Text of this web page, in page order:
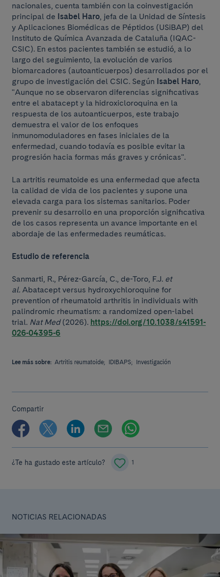
nacionales, cuenta también con la coinvestigación
principal de Isabel Haro, jefa de la Unidad de Síntesis
y Aplicaciones Biomédicas de Péptidos (USiBAP) del
Instituto de Química Avanzada de Cataluña (IQAC-
CSIC). En estos pacientes también se estudió, a lo
largo del seguimiento, la evolución de varios
biomarcadores (autoanticuerpos) desarrollados por el
grupo de investigación del CSIC. Según Isabel Haro,
"Aunque no se observaron diferencias significativas
entre el abatacept y la hidroxicloroquina en la
respuesta de los autoanticuerpos, este trabajo
demuestra el valor de los enfoques
inmunomoduladores en fases iniciales de la
enfermedad, cuando todavía es posible evitar la
progresión hacia formas más graves y crónicas".
La artritis reumatoide es una enfermedad que afecta
la calidad de vida de los pacientes y supone una
elevada carga para los sistemas sanitarios. Poder
prevenir su desarrollo en una proporción significativa
de los casos representa un avance importante en el
abordaje de las enfermedades reumáticas.
Estudio de referencia
Sanmarti, R., Pérez-García, C., de-Toro, F.J. et
al. Abatacept versus hydroxychloroquine for
prevention of rheumatoid arthritis in individuals with
palindromic rheumatism: a randomized open-label
trial. Nat Med(2026). https://doi.org/10.1038/s41591-
026-04395-6
Lee más sobre: Artritis reumatoide; IDIBAPS; Investigación
Compartir
¿Te ha gustado este artículo? 1
NOTICIAS RELACIONADAS